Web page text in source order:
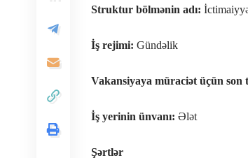
Struktur bölmənin adı:
İş rejimi: Gündəlik
Vakansiyaya müraciət üçün son
İş yerinin ünvanı: Ələt
Şərtlər